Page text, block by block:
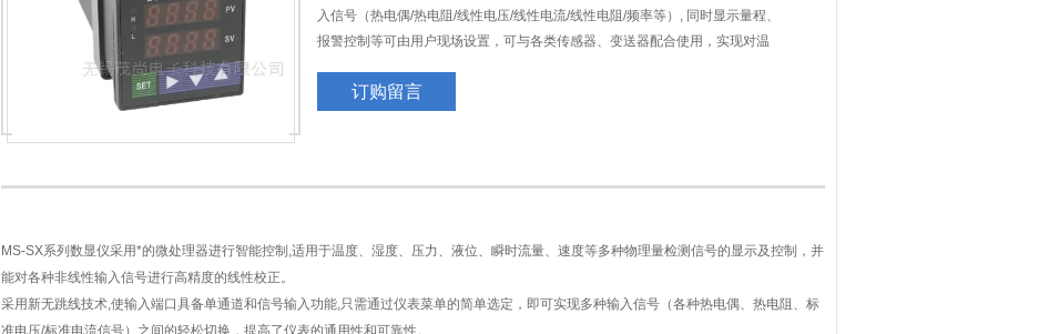
入信号（热电偶/热电阻/线性电压/线性电流/线性电阻/频率等）, 同时显示量程、
报警控制等可由用户现场设置，可与各类传感器、变送器配合使用，实现对温
记录，其适用范围非常广泛。
订购留言
MS-SX系列数显仪采用*的微处理器进行智能控制,适用于温度、湿度、压力、液位、瞬时流量、速度等多种物理量检测信号的显示及控制，并
能对各种非线性输入信号进行高精度的线性校正。
采用新无跳线技术,使输入端口具备单通道和信号输入功能,只需通过仪表菜单的简单选定，即可实现多种输入信号（各种热电偶、热电阻、标
准电压/标准电流信号）之间的轻松切换，提高了仪表的通用性和可靠性。